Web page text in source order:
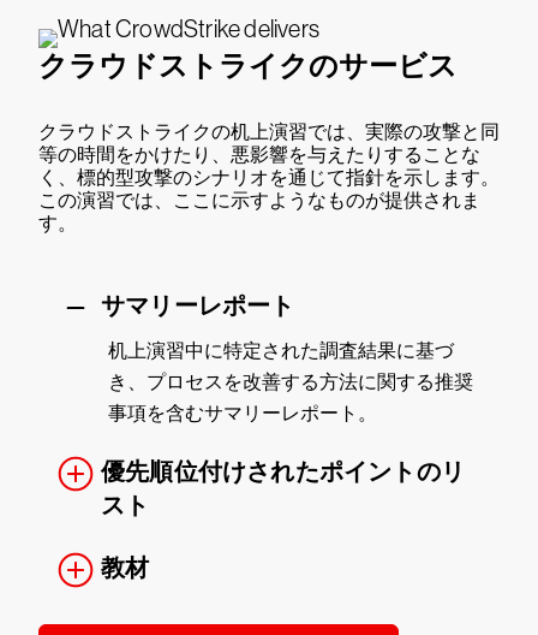
クラウドストライクのサービス
クラウドストライクの机上演習では、実際の攻撃と同
等の時間をかけたり、悪影響を与えたりすることな
く、標的型攻撃のシナリオを通じて指針を示します。
この演習では、ここに示すようなものが提供されま
す。
サマリーレポート
机上演習中に特定された調査結果に基づ
き、プロセスを改善する方法に関する推奨
事項を含むサマリーレポート。
優先順位付けされたポイントのリ
スト
教材